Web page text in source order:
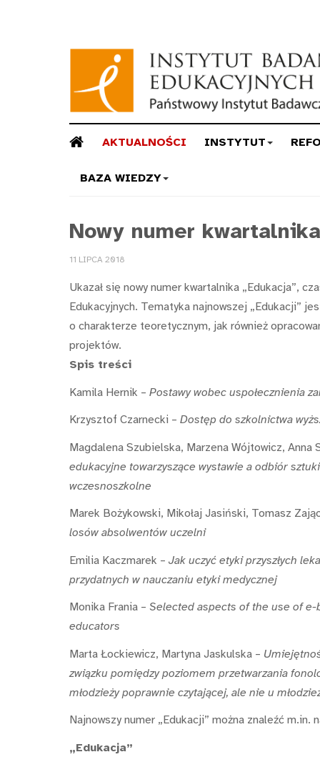
AKTUALNOŚCI INSTYTUT
BAZA WIEDZY
Nowy numer
11 LIPCA 2018
Ukazał się nowy numer kwartalnika „Edukacja”,
Edukacyjnych. Tematyka najnowszej „Edukacji”
o charakterze teoretycznym, jak również
projektów.
Spis treści
Kamila Hernik – Postawy wobec uspołecznienia
Krzysztof Czarnecki – Dostęp do szkolnictwa
Magdalena Szubielska, Marzena Wójtowicz,
edukacyjne towarzyszące wystawie a odbiór
wczesnoszkolne
Marek Bożykowski, Mikołaj Jasiński, Tomasz
losów absolwentów uczelni
Emilia Kaczmarek – Jak uczyć etyki przyszłych
przydatnych w nauczaniu etyki medycznej
Monika Frania – Selected aspects of the use of
educators
Marta Łockiewicz, Martyna Jaskulska –
związku pomiędzy poziomem przetwarzania
młodzieży poprawnie czytającej, ale nie u
Najnowszy numer „Edukacji” można znaleźć m.in.
„Edukacja”